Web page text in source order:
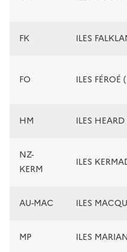
FK ILES
FO ILES
HM ILES
NZ-
KERM
ILES
AU-MAC ILES
MP ILES